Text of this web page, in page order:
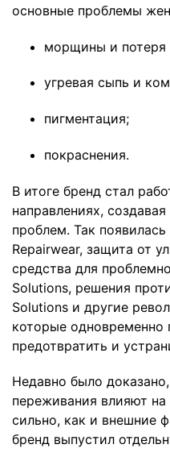
основные проблемы
морщины и потеря
угревая сыпь и
пигментация;
покраснения.
В итоге бренд стал
направлениях,
проблем. Так
Repairwear, защита от
средства для
Solutions, решения
Solutions и другие
которые одновременно
предотвратить и
Недавно было
переживания влияют
сильно, как и внешние
бренд выпустил